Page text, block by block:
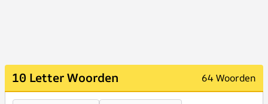
10 Letter Woorden 64 Woorden